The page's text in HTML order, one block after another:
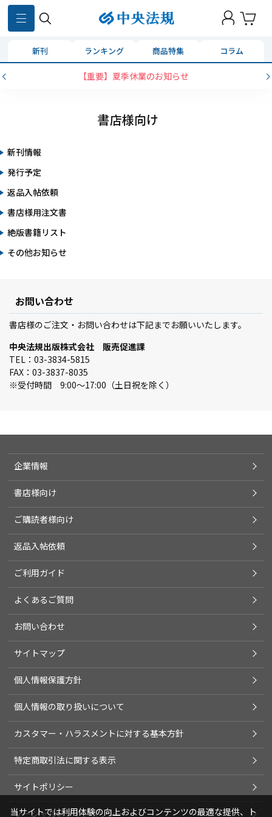
新刊 ランキング 商品特集 コラム
【重要】夏季休業のお知らせ
書店様向け
新刊情報
発行予定
返品入帖依頼
書店様用注文書
絶版書籍リスト
その他お知らせ
お問い合わせ
書店様のご注文・お問い合わせは下記までお願いいたします。
中央法規出版株式会社 販売促進課
TEL：03-3834-5815
FAX：03-3837-8035
※受付時間 9:00～17:00（土日祝を除く）
企業情報
書店様向け
ご購読者様向け
返品入帖依頼
ご利用ガイド
よくあるご質問
お問い合わせ
サイトマップ
個人情報保護方針
個人情報の取り扱いについて
カスタマー・ハラスメントに対する基本方針
特定商取引法に関する表示
サイトポリシー
ソーシャルメディアポリシー
当サイトでは利用体験の向上およびコンテンツの最適な提供、ト